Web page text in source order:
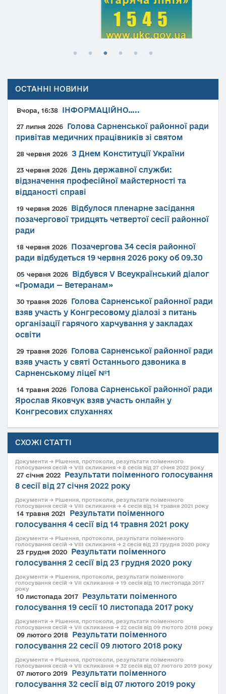
ОСТАННІ НОВИНИ
Вчора, 16:38 ІНФОРМАЦІЙНО…..
27 липня 2026
Голова Сарненської районної ради
привітав медичних працівників зі святом
28 червня 2026 З Днем Конституції України
23 червня 2026 День державної служби:
відзначення професійної майстерності та
відданості справі
19 червня 2026
Відбулося пленарне засідання
позачергової тридцять четвертої сесії районної
ради
18 червня 2026
Позачергова 34 сесія районної
ради відбудеться 19 червня 2026 року об 09.30
05 червня 2026
Відбувся V Всеукраїнський діалог
«Громади — Ветеранам»
30 травня 2026
Голова Сарненської районної ради
взяв участь у Конгресовому діалозі з питань
організації гарячого харчування у закладах
освіти
29 травня 2026
Голова Сарненської районної ради
взяв участь у святі Останнього дзвоника в
Сарненському ліцеї №1
14 травня 2026
Голова Сарненської районної ради
Ярослав Яковчук взяв участь онлайн у
Конгресових слуханнях
СХОЖІ СТАТТІ
Документи → Рішення, протоколи, результати поіменного
голосування сесій → VIII скликання → 8 сесія від 27 січня 2022 року
27 січня 2022
Результати поіменного голосування
8 сесії від 27 січня 2022 року
Документи → Рішення, протоколи, результати поіменного
голосування сесій → VIII скликання → 4 сесія від 14 травня 2021 року
14 травня 2021
Результати поіменного
голосування 4 сесії від 14 травня 2021 року
Документи → Рішення, протоколи, результати поіменного
голосування сесій → VIII скликання → 2 сесія від 23 грудня 2020 року
23 грудня 2020
Результати поіменного
голосування 2 сесії від 23 грудня 2020 року
Документи → Рішення, протоколи, результати поіменного
голосування сесій → VII скликання → 19 сесія від 10 листопада 2017
року
10 листопада 2017
Результати поіменного
голосування 19 сесії 10 листопада 2017 року
Документи → Рішення, протоколи, результати поіменного
голосування сесій → VII скликання → 22 сесія від 09 лютого 2018 року
09 лютого 2018
Результати поіменного
голосування 22 сесії 09 лютого 2018 року
Документи → Рішення, протоколи, результати поіменного
голосування сесій → VII скликання → 32 сесія від 07 лютого 2019 року
07 лютого 2019
Результати поіменного
голосування 32 сесії від 07 лютого 2019 року